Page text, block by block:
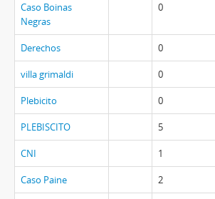
Caso Boinas
Negras
0
Derechos 0
villa grimaldi 0
Plebicito 0
PLEBISCITO 5
CNI 1
Caso Paine 2